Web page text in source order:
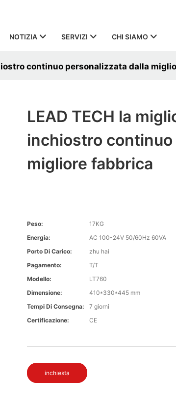
NOTIZIA SERVIZI CHI SIAMO
continuo personalizzata dalla
LEAD TECH la
inchiostro
migliore fabbrica
Peso:
17KG
Energia:
AC 100-24V 50/60Hz 60VA
Porto Di Carico:
zhu hai
Pagamento:
T/T
Modello:
LT760
Dimensione:
410*330*445 mm
Tempi Di Consegna:
7 giorni
Certificazione:
CE
inchiesta